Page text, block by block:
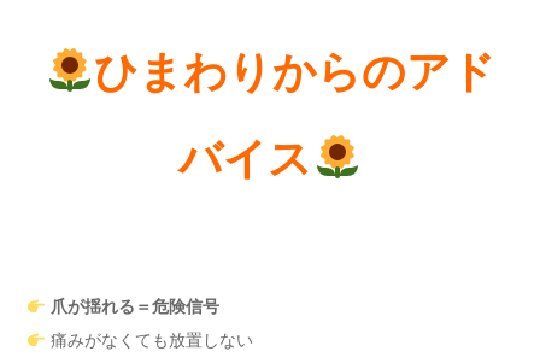
ひまわりからのアド
バイス
爪が揺れる＝危険信号
痛みがなくても放置しない